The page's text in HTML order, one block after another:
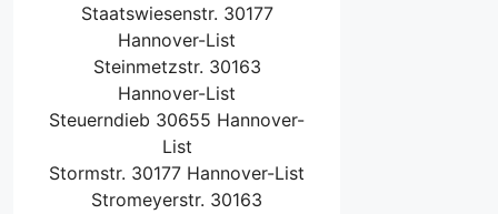
Staatswiesenstr. 30177
Hannover-List
Steinmetzstr. 30163
Hannover-List
Steuerndieb 30655 Hannover-
List
Stormstr. 30177 Hannover-List
Stromeyerstr. 30163